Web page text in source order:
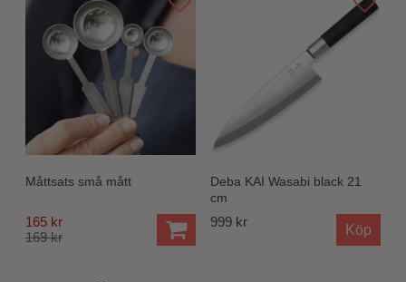
Måttsats små mått
165 kr
169 kr
Deba KAI Wasabi black 21
cm
999 kr
Köp